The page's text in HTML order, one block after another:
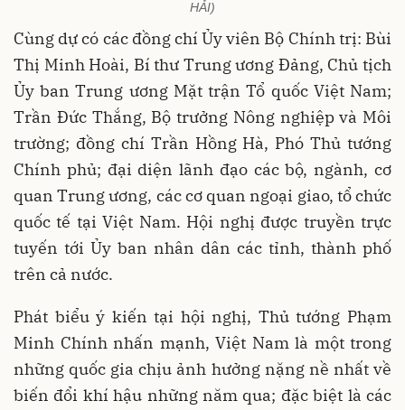
HẢI)
Cùng dự có các đồng chí Ủy viên Bộ Chính trị: Bùi
Thị Minh Hoài, Bí thư Trung ương Đảng, Chủ tịch
Ủy ban Trung ương Mặt trận Tổ quốc Việt Nam;
Trần Đức Thắng, Bộ trưởng Nông nghiệp và Môi
trường; đồng chí Trần Hồng Hà, Phó Thủ tướng
Chính phủ; đại diện lãnh đạo các bộ, ngành, cơ
quan Trung ương, các cơ quan ngoại giao, tổ chức
quốc tế tại Việt Nam. Hội nghị được truyền trực
tuyến tới Ủy ban nhân dân các tỉnh, thành phố
trên cả nước.
Phát biểu ý kiến tại hội nghị, Thủ tướng Phạm
Minh Chính nhấn mạnh, Việt Nam là một trong
những quốc gia chịu ảnh hưởng nặng nề nhất về
biến đổi khí hậu những năm qua; đặc biệt là các